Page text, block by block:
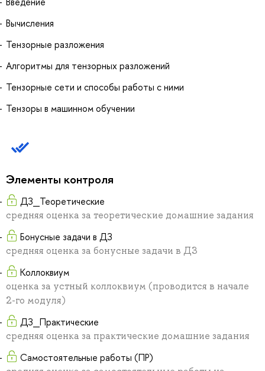
Вычисления
Тензорные разложения
Алгоритмы для тензорных разложений
Тензорные сети и способы работы с ними
Тензоры в машинном обучении
Элементы контроля
ДЗ_Теоретические
средняя оценка за теоретические домашние задания
Бонусные задачи в ДЗ
средняя оценка за бонусные задачи в ДЗ
Коллоквиум
оценка за устный коллоквиум (проводится в начале
2-го модуля)
ДЗ_Практические
средняя оценка за практические домашние задания
Самостоятельные работы (ПР)